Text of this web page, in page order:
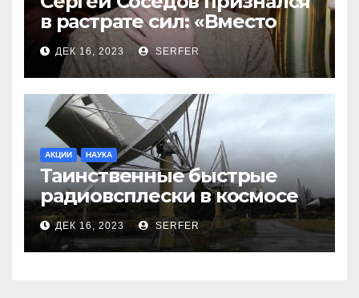
в растрате сил: «Вместо
меня взяли Пригожина»
ДЕК 16, 2023 SERFER
АКЦИИ НАУКА
Таинственные быстрые
радиовсплески в космосе
сделались все более
странными
ДЕК 16, 2023 SERFER